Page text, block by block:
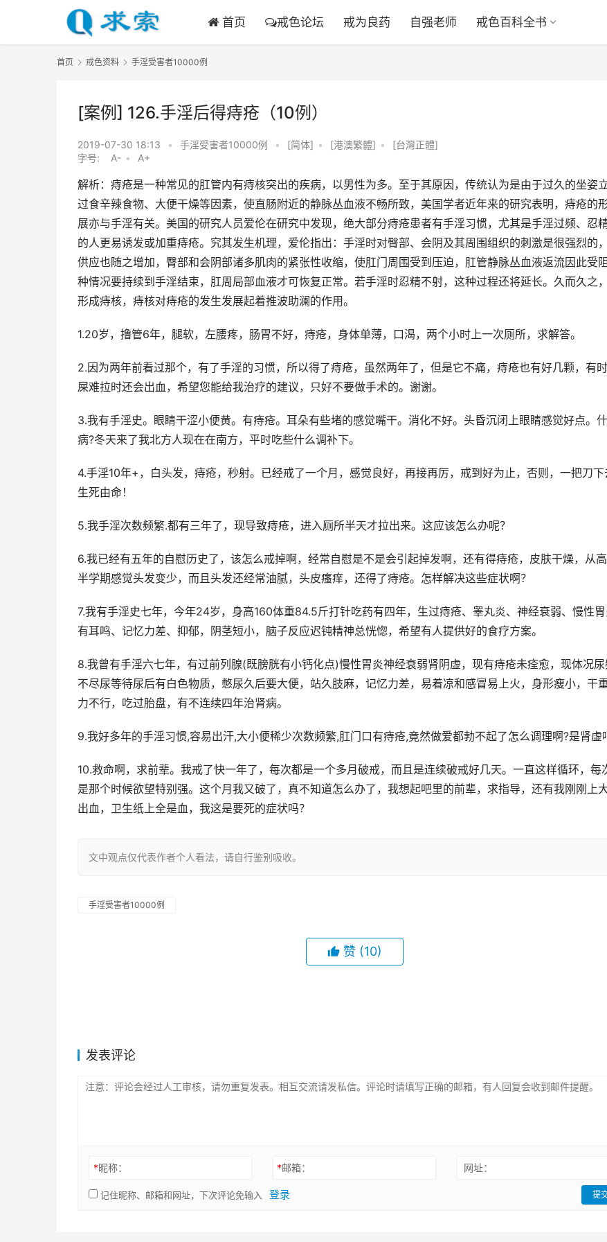
首页 戒色论坛 戒为良药 自强老师 戒色百科全书
首页 戒色资料 手淫受害者10000例
[案例] 126.手淫后得痔疮（10例）
2019-07-30 18:13 • 手淫受害者10000例 • [简体] • [港澳繁體] •
[台灣正體]
字号:
A- • A+
解析：痔疮是一种常见的肛管内有痔核突出的疾病，以男性为多。至于其原因，传统认为是由于过久的坐姿立
过食辛辣食物、大便干燥等因素，使直肠附近的静脉丛血液不畅所致，美国学者近年来的研究表明，痔疮的
展亦与手淫有关。美国的研究人员爱伦在研究中发现，绝大部分痔疮患者有手淫习惯，尤其是手淫过频、忍
的人更易诱发或加重痔疮。究其发生机理，爱伦指出：手淫时对臀部、会阴及其周围组织的刺激是很强烈的
供应也随之增加，臀部和会阴部诸多肌肉的紧张性收缩，使肛门周围受到压迫，肛管静脉丛血液返流因此受
种情况要持续到手淫结束，肛周局部血液才可恢复正常。若手淫时忍精不射，这种过程还将延长。久而久之
形成痔核，痔核对痔疮的发生发展起着推波助澜的作用。
1.20岁，撸管6年，腿软，左腰疼，肠胃不好，痔疮，身体单薄，口渴，两个小时上一次厕所，求解答。
2.因为两年前看过那个，有了手淫的习惯，所以得了痔疮，虽然两年了，但是它不痛，痔疮也有好几颗，有
屎难拉时还会出血，希望您能给我治疗的建议，只好不要做手术的。谢谢。
3.我有手淫史。眼睛干涩小便黄。有痔疮。耳朵有些堵的感觉嘴干。消化不好。头昏沉闭上眼睛感觉好点。
病?冬天来了我北方人现在在南方，平时吃些什么调补下。
4.手淫10年+，白头发，痔疮，秒射。已经戒了一个月，感觉良好，再接再厉，戒到好为止，否则，一把刀下
生死由命！
5.我手淫次数频繁.都有三年了，现导致痔疮，进入厕所半天才拉出来。这应该怎么办呢？
6.我已经有五年的自慰历史了，该怎么戒掉啊，经常自慰是不是会引起掉发啊，还有得痔疮，皮肤干燥，从
半学期感觉头发变少，而且头发还经常油腻，头皮瘙痒，还得了痔疮。怎样解决这些症状啊？
7.我有手淫史七年，今年24岁，身高160体重84.5斤打针吃药有四年，生过痔疮、睾丸炎、神经衰弱、慢性胃
有耳鸣、记忆力差、抑郁，阴茎短小，脑子反应迟钝精神总恍惚，希望有人提供好的食疗方案。
8.我曾有手淫六七年，有过前列腺(既膀胱有小钙化点)慢性胃炎神经衰弱肾阴虚，现有痔疮未痊愈，现体况尿
不尽尿等待尿后有白色物质，憋尿久后要大便，站久肢麻，记忆力差，易着凉和感冒易上火，身形瘦小，干
力不行，吃过胎盘，有不连续四年治肾病。
9.我好多年的手淫习惯,容易出汗,大小便稀少次数频繁,肛门口有痔疮,竟然做爱都勃不起了怎么调理啊?是肾虚
10.救命啊，求前辈。我戒了快一年了，每次都是一个多月破戒，而且是连续破戒好几天。一直这样循环，每
是那个时候欲望特别强。这个月我又破了，真不知道怎么办了，我想起吧里的前辈，求指导，还有我刚刚上
出血，卫生纸上全是血，我这是要死的症状吗？
文中观点仅代表作者个人看法，请自行鉴别吸收。
手淫受害者10000例
赞 (10)
发表评论
*昵称： *邮箱： 网址：
记住昵称、邮箱和网址，下次评论免输入 登录 提